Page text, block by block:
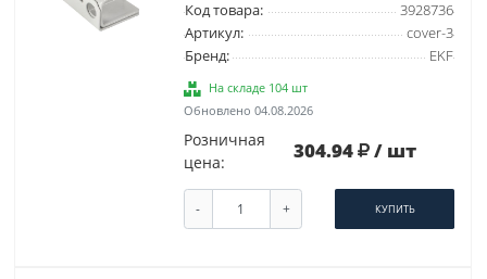
Код товара:
3928736
Артикул:
cover-3
Бренд:
EKF
На складе 104 шт
Обновлено 04.08.2026
Розничная
цена:
304.94 / шт
- + КУПИТЬ